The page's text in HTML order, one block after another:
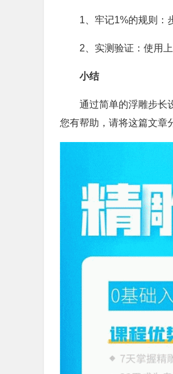
1、牢记1%的规则：
2、实测验证：使用
小结
通过简单的浮雕步长
您有帮助，请将这篇文章